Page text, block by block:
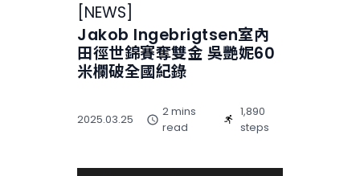
[NEWS]
Jakob Ingebrigtsen室內
田徑世錦賽奪雙金 吳艷妮60
米欄破全國紀錄
2025.03.25
2 mins
read
1,890
steps